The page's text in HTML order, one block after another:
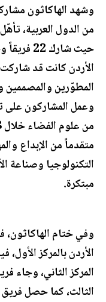
حيث
الأردن كانت قد
المطوّرين والمصممين
وعمل المشاركون على
متقدماً من الإبداع
التكنولوجيا وصناعة
مبتكرة.